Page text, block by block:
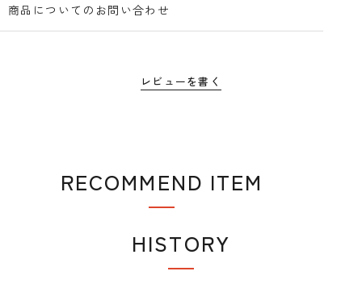
商品についてのお問い合わせ
レビューを書く
RECOMMEND ITEM
HISTORY